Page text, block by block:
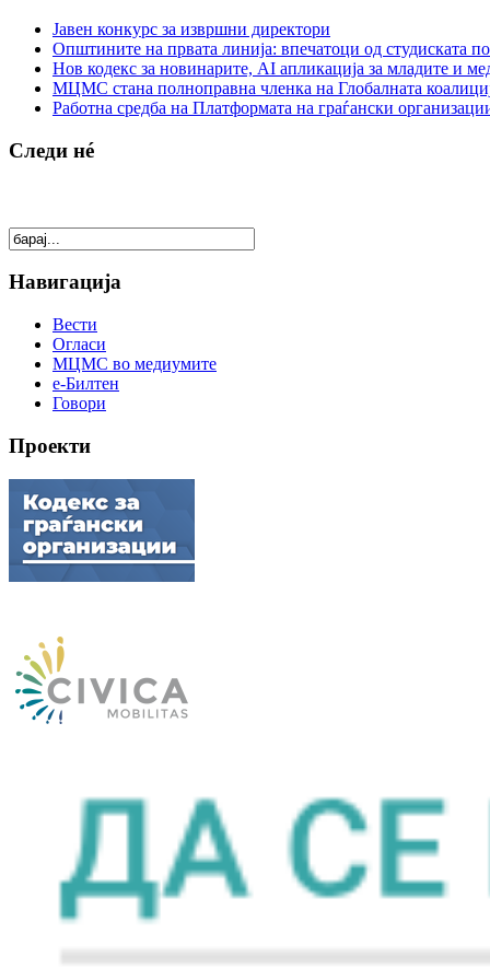
Јавен конкурс за извршни директори
Општините на првата линија: впечатоци од студиската
Нов кодекс за новинарите, AI апликација за младите и
МЦМС стана полноправна членка на Глобалната
Работна средба на Платформата на граѓански
Следи нé
Навигација
Вести
Огласи
МЦМС во медиумите
е-Билтен
Говори
Проекти